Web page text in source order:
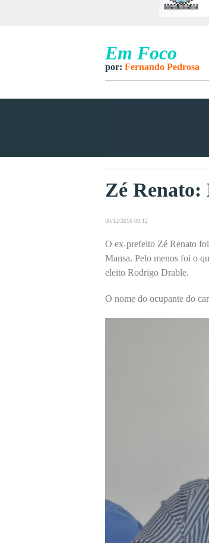
Em Foco
por: Fernando Pedrosa
Zé Renato:
30/12/2016 09:12
O ex-prefeito Zé Renato
Mansa. Pelo menos foi o
eleito Rodrigo Drable.
O nome do ocupante do